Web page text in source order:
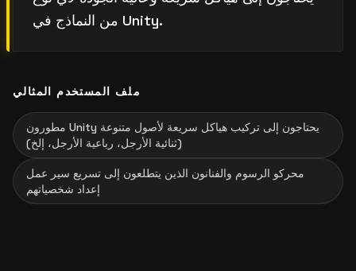
من النماذج في Unity.
ملف المستخدم المثالي
مطورون Unity يحتاجون إلى تركيب هياكل سريعة لأصول متنوعة
(ثنائية الأرجل، رباعية الأرجل، إلخ)
محركو الرسوم والفنانون الذين يتطلعون إلى تسريع سير عمل
إعداد شخصياتهم